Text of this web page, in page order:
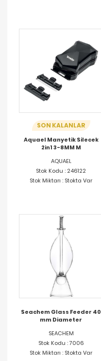
SON KALANLAR
Aquael Manyetik Silecek
2in1 3-8MM M
AQUAEL
Stok Kodu : 246122
Stok Miktarı : Stokta Var
Seachem Glass Feeder 40
mm Diameter
SEACHEM
Stok Kodu : 7006
Stok Miktarı : Stokta Var